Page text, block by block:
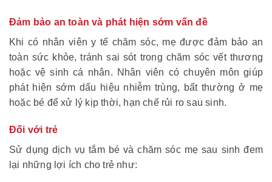
Đảm bảo an toàn và phát hiện sớm vấn đề
Khi có nhân viên y tế chăm sóc, mẹ được đảm bảo an
toàn sức khỏe, tránh sai sót trong chăm sóc vết thương
hoặc vệ sinh cá nhân. Nhân viên có chuyên môn giúp
phát hiện sớm dấu hiệu nhiễm trùng, bất thường ở mẹ
hoặc bé để xử lý kịp thời, hạn chế rủi ro sau sinh.
Đối với trẻ
Sử dụng dịch vụ tắm bé và chăm sóc mẹ sau sinh đem
lại những lợi ích cho trẻ như: